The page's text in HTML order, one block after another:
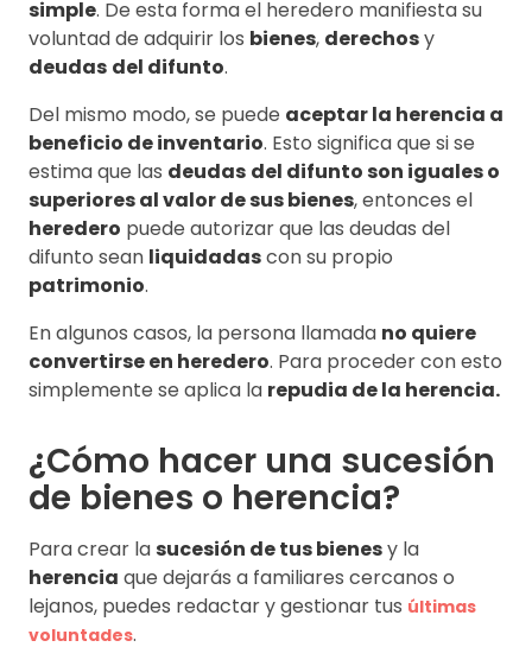
simple. De esta forma el heredero manifiesta su
voluntad de adquirir los bienes, derechosy
deudas del difunto.
Del mismo modo, se puede aceptar la herencia a
beneficio de inventario. Esto significa que si se
estima que las deudas del difunto son iguales o
superiores al valor de sus bienes, entonces el
heredero puede autorizar que las deudas del
difunto sean liquidadascon su propio
patrimonio.
En algunos casos, la persona llamada no quiere
convertirse en heredero. Para proceder con esto
simplemente se aplica la repudia de la herencia.
¿Cómo hacer una sucesión
de bienes o herencia?
Para crear la sucesión de tus bienesy la
herencia que dejarás a familiares cercanos o
lejanos, puedes redactar y gestionar tus últimas
voluntades.